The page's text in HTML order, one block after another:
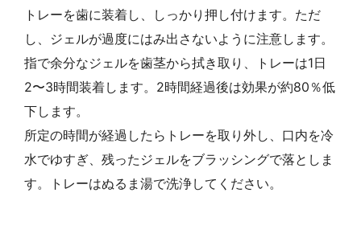
トレーを歯に装着し、しっかり押し付けます。ただ
し、ジェルが過度にはみ出さないように注意します。
指で余分なジェルを歯茎から拭き取り、トレーは1日
2〜3時間装着します。2時間経過後は効果が約80％低
下します。
所定の時間が経過したらトレーを取り外し、口内を冷
水でゆすぎ、残ったジェルをブラッシングで落としま
す。トレーはぬるま湯で洗浄してください。